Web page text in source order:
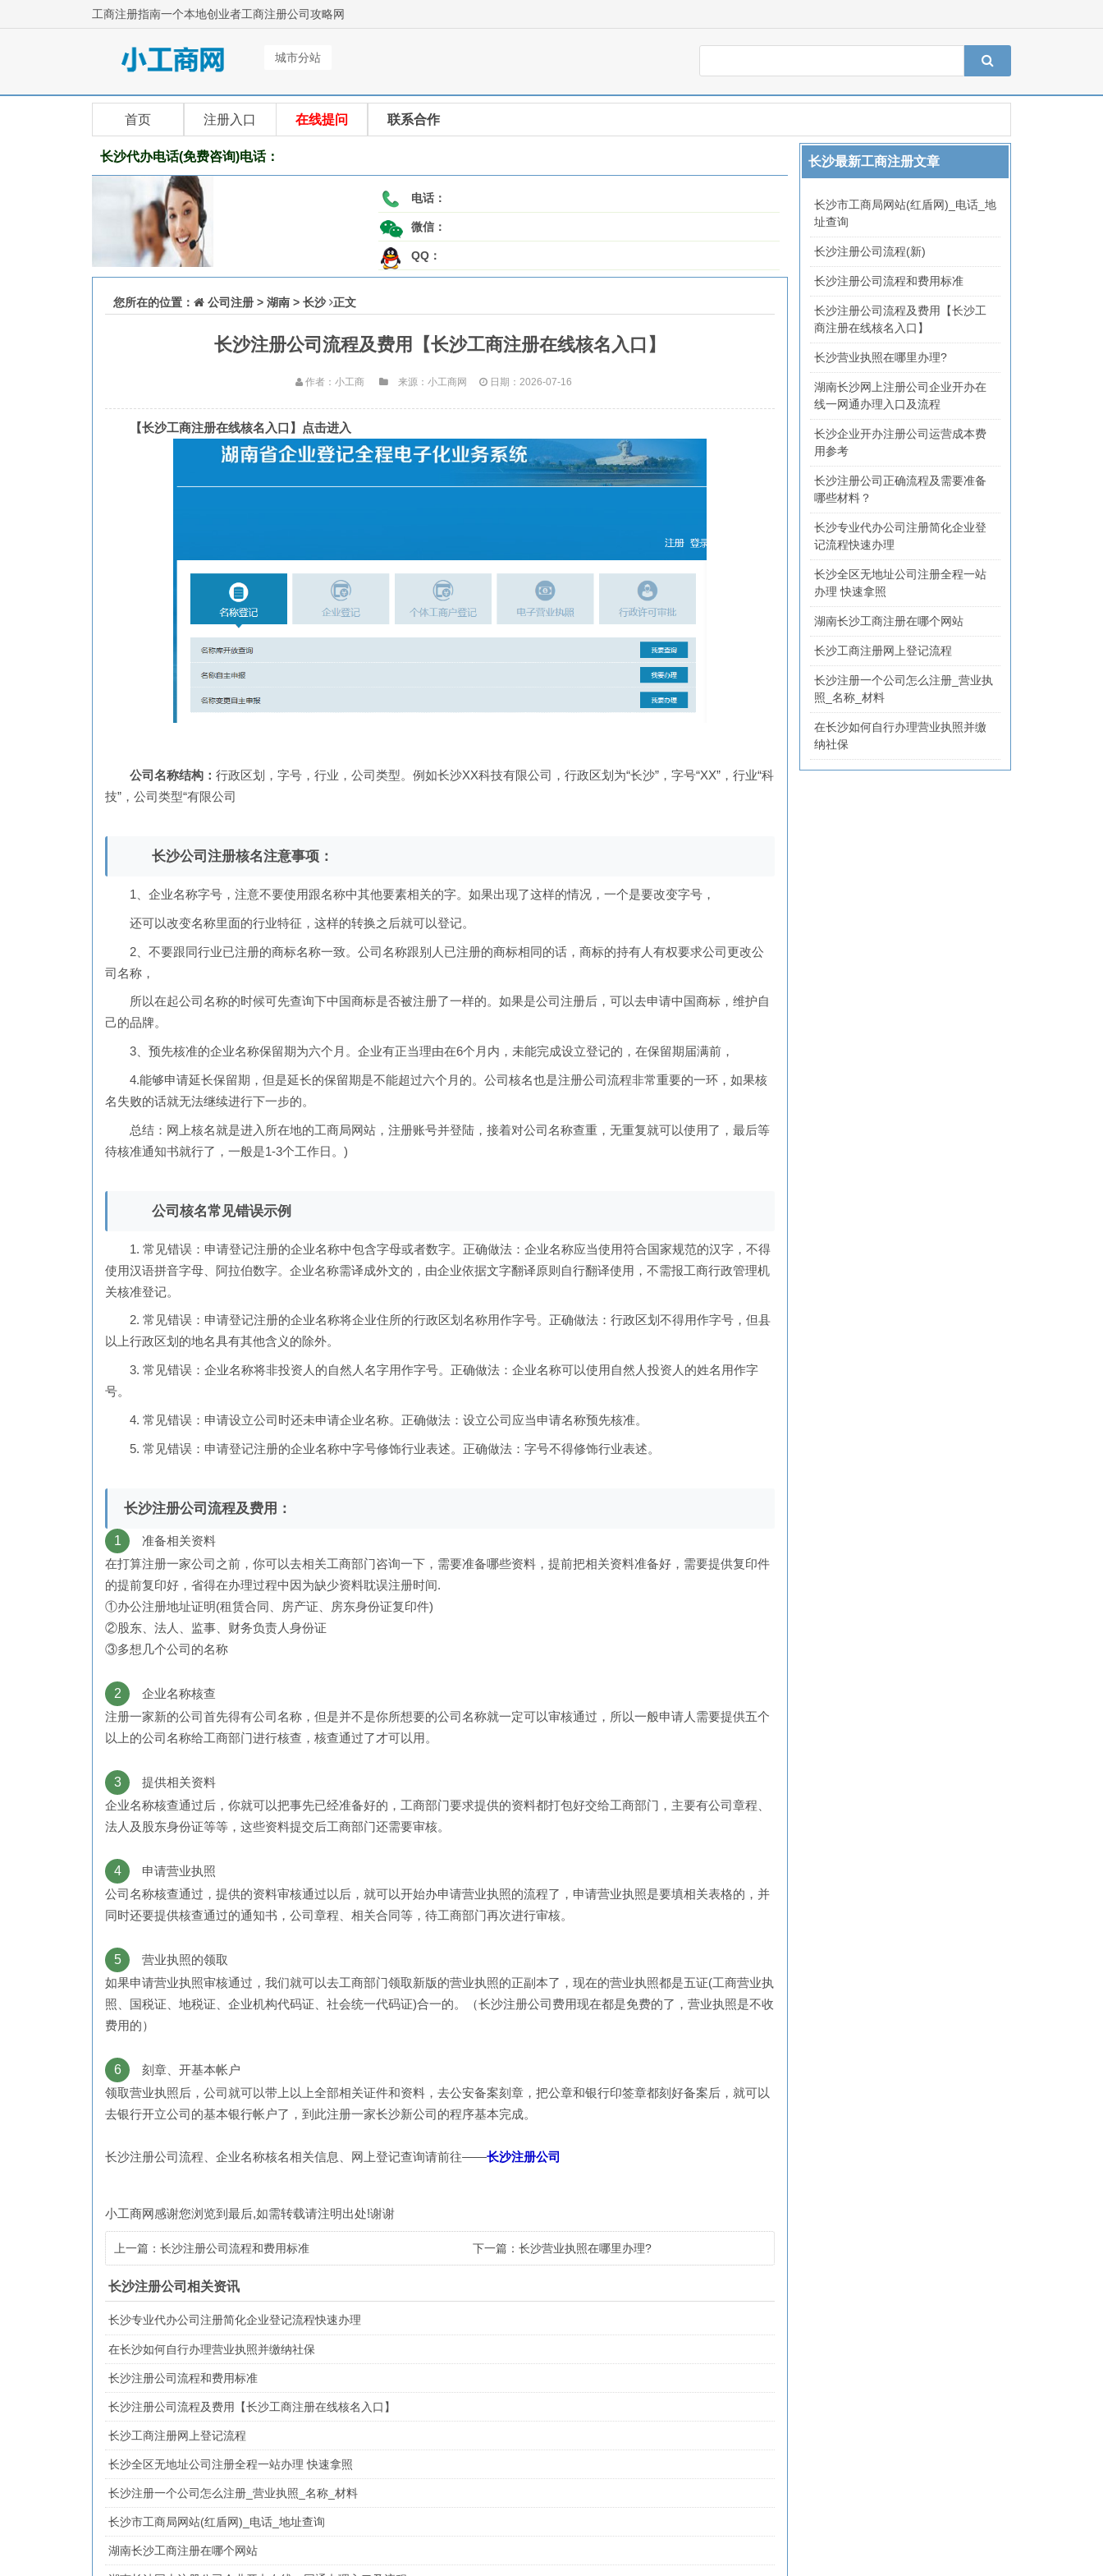
工商注册指南一个本地创业者工商注册公司攻略网
城市分站
首页 注册入口 在线提问 联系合作
长沙代办电话(免费咨询)电话：
电话：
微信：
QQ：
您所在的位置： 公司注册 > 湖南 > 长沙 正文
长沙注册公司流程及费用【长沙工商注册在线核名入口】
作者：小工商 来源：小工商网 日期：2026-07-16
【长沙工商注册在线核名入口】点击进入
公司名称结构： 行政区划，字号，行业，公司类型。例如长沙XX科技有限公司，行政区划为“长沙”，字号“XX”，行业“科
技”，公司类型“有限公司
长沙公司注册核名注意事项：
1、企业名称字号，注意不要使用跟名称中其他要素相关的字。如果出现了这样的情况，一个是要改变字号，
还可以改变名称里面的行业特征，这样的转换之后就可以登记。
2、不要跟同行业已注册的商标名称一致。公司名称跟别人已注册的商标相同的话，商标的持有人有权要求公司更改公
司名称，
所以在起公司名称的时候可先查询下中国商标是否被注册了一样的。如果是公司注册后，可以去申请中国商标，维护自
己的品牌。
3、预先核准的企业名称保留期为六个月。企业有正当理由在6个月内，未能完成设立登记的，在保留期届满前，
4.能够申请延长保留期，但是延长的保留期是不能超过六个月的。公司核名也是注册公司流程非常重要的一环，如果核
名失败的话就无法继续进行下一步的。
总结：网上核名就是进入所在地的工商局网站，注册账号并登陆，接着对公司名称查重，无重复就可以使用了，最后等
待核准通知书就行了，一般是1-3个工作日。)
公司核名常见错误示例
1. 常见错误：申请登记注册的企业名称中包含字母或者数字。正确做法：企业名称应当使用符合国家规范的汉字，不得
使用汉语拼音字母、阿拉伯数字。企业名称需译成外文的，由企业依据文字翻译原则自行翻译使用，不需报工商行政管理机
关核准登记。
2. 常见错误：申请登记注册的企业名称将企业住所的行政区划名称用作字号。正确做法：行政区划不得用作字号，但县
以上行政区划的地名具有其他含义的除外。
3. 常见错误：企业名称将非投资人的自然人名字用作字号。正确做法：企业名称可以使用自然人投资人的姓名用作字
号。
4. 常见错误：申请设立公司时还未申请企业名称。正确做法：设立公司应当申请名称预先核准。
5. 常见错误：申请登记注册的企业名称中字号修饰行业表述。正确做法：字号不得修饰行业表述。
长沙注册公司流程及费用：
1
准备相关资料
在打算注册一家公司之前，你可以去相关工商部门咨询一下，需要准备哪些资料，提前把相关资料准备好，需要提供复印件
的提前复印好，省得在办理过程中因为缺少资料耽误注册时间.
①办公注册地址证明(租赁合同、房产证、房东身份证复印件)
②股东、法人、监事、财务负责人身份证
③多想几个公司的名称
2
企业名称核查
注册一家新的公司首先得有公司名称，但是并不是你所想要的公司名称就一定可以审核通过，所以一般申请人需要提供五个
以上的公司名称给工商部门进行核查，核查通过了才可以用。
3
提供相关资料
企业名称核查通过后，你就可以把事先已经准备好的，工商部门要求提供的资料都打包好交给工商部门，主要有公司章程、
法人及股东身份证等等，这些资料提交后工商部门还需要审核。
4
申请营业执照
公司名称核查通过，提供的资料审核通过以后，就可以开始办申请营业执照的流程了，申请营业执照是要填相关表格的，并
同时还要提供核查通过的通知书，公司章程、相关合同等，待工商部门再次进行审核。
5
营业执照的领取
如果申请营业执照审核通过，我们就可以去工商部门领取新版的营业执照的正副本了，现在的营业执照都是五证(工商营业执
照、国税证、地税证、企业机构代码证、社会统一代码证)合一的。（长沙注册公司费用现在都是免费的了，营业执照是不收
费用的）
6
刻章、开基本帐户
领取营业执照后，公司就可以带上以上全部相关证件和资料，去公安备案刻章，把公章和银行印签章都刻好备案后，就可以
去银行开立公司的基本银行帐户了，到此注册一家长沙新公司的程序基本完成。
长沙注册公司流程、企业名称核名相关信息、网上登记查询请前往——长沙注册公司
小工商网感谢您浏览到最后,如需转载请注明出处!谢谢
上一篇：长沙注册公司流程和费用标准 下一篇：长沙营业执照在哪里办理?
长沙注册公司相关资讯
长沙专业代办公司注册简化企业登记流程快速办理
在长沙如何自行办理营业执照并缴纳社保
长沙注册公司流程和费用标准
长沙注册公司流程及费用【长沙工商注册在线核名入口】
长沙工商注册网上登记流程
长沙全区无地址公司注册全程一站办理 快速拿照
长沙注册一个公司怎么注册_营业执照_名称_材料
长沙市工商局网站(红盾网)_电话_地址查询
湖南长沙工商注册在哪个网站
长沙最新工商注册文章
长沙市工商局网站(红盾网)_电话_地
址查询
长沙注册公司流程(新)
长沙注册公司流程和费用标准
长沙注册公司流程及费用【长沙工
商注册在线核名入口】
长沙营业执照在哪里办理?
湖南长沙网上注册公司企业开办在
线一网通办理入口及流程
长沙企业开办注册公司运营成本费
用参考
长沙注册公司正确流程及需要准备
哪些材料？
长沙专业代办公司注册简化企业登
记流程快速办理
长沙全区无地址公司注册全程一站
办理 快速拿照
湖南长沙工商注册在哪个网站
长沙工商注册网上登记流程
长沙注册一个公司怎么注册_营业执
照_名称_材料
在长沙如何自行办理营业执照并缴
纳社保